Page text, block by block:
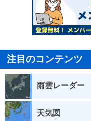
注目のコンテンツ
雨雲レーダー
天気図